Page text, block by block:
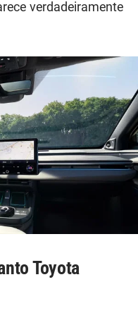
verdadeiramente
Toyota